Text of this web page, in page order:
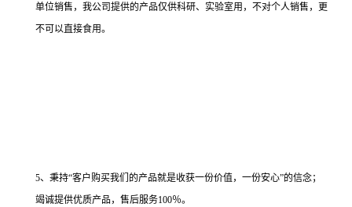
单位销售，我公司提供的产品仅供科研、实验室用，不对个人销售，更
不可以直接食用。
5、秉持“客户购买我们的产品就是收获一份价值，一份安心”的信念；
竭诚提供优质产品，售后服务100％。